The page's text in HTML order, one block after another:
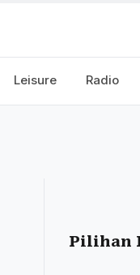
Leisure Radio
Pilihan